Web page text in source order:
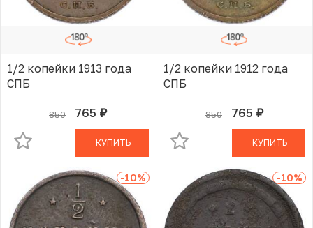
1/2 копейки 1913 года
СПБ
850 765 руб.
В КОРЗИНЕ
КУПИТЬ
1/2 копейки 1912 года
СПБ
850 765 руб.
В КОРЗИНЕ
КУПИТЬ
-10% -10%